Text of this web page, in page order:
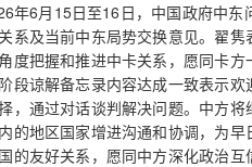
年6月15日至16日，中国政府中
系及当前中东局势交换意见。翟
度把握和推进中卡关系，愿同卡
段谅解备忘录内容达成一致表示
，通过对话谈判解决问题。中方
的地区国家增进沟通和协调，为
的友好关系，愿同中方深化政治